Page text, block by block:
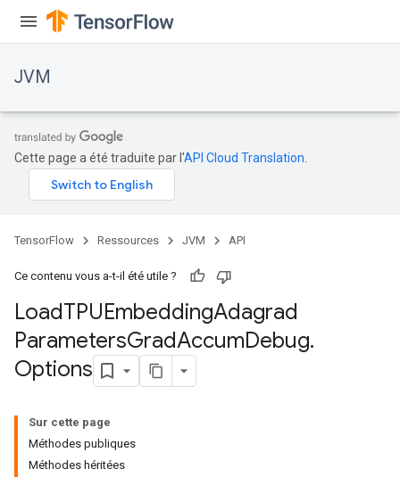
JVM
Cette page a été traduite par l'API Cloud Translation
TensorFlow Ressources JVM API
Ce contenu vous a-t-il été utile ?
LoadTPUEmbeddingAdagrad
ParametersGradAccumDebug.
Options
Sur cette page
Méthodes publiques
Méthodes héritées